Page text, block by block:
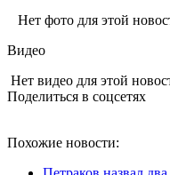
Нет фото для этой
Видео
Нет видео для этой
Поделиться в соцсетях
Похожие новости: